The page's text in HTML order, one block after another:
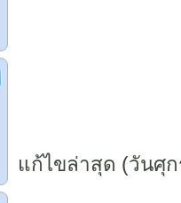
แก้ไขล่าสุด (วันศุ